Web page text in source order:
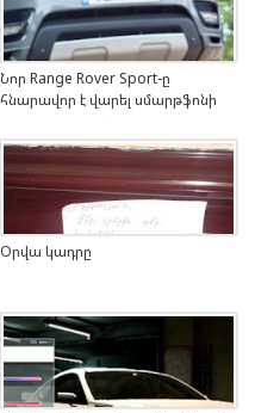
Նոր Range Rover Sport-ը
հնարավոր է վարել սմարթֆոնի
Օրվա կադրը